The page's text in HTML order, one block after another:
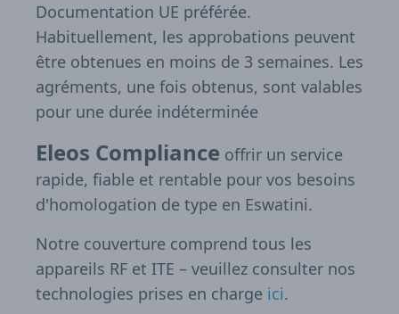
Documentation UE préférée.
Habituellement, les approbations peuvent
être obtenues en moins de 3 semaines. Les
agréments, une fois obtenus, sont valables
pour une durée indéterminée
Eleos Compliance offrir un service
rapide, fiable et rentable pour vos besoins
d'homologation de type en Eswatini.
Notre couverture comprend tous les
appareils RF et ITE – veuillez consulter nos
technologies prises en charge ici.